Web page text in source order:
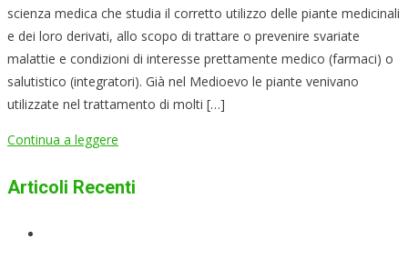
scienza medica che studia il corretto utilizzo delle piante medicinali
e dei loro derivati, allo scopo di trattare o prevenire svariate
malattie e condizioni di interesse prettamente medico (farmaci) o
salutistico (integratori). Già nel Medioevo le piante venivano
utilizzate nel trattamento di molti […]
Continua a leggere
Articoli Recenti